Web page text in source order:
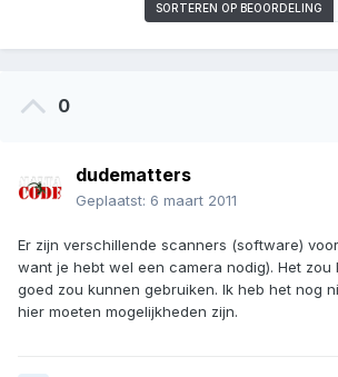
SORTEREN OP BEOORDELING
0
dudematters
Geplaatst: 6 maart 2011
Er zijn verschillende scanners (software)
want je hebt wel een camera nodig). Het zou
goed zou kunnen gebruiken. Ik heb het nog
hier moeten mogelijkheden zijn.